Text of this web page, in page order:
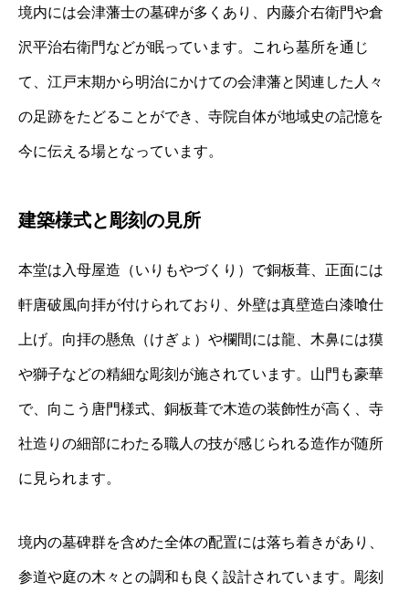
境内には会津藩士の墓碑が多くあり、内藤介右衛門や倉
沢平治右衛門などが眠っています。これら墓所を通じ
て、江戸末期から明治にかけての会津藩と関連した人々
の足跡をたどることができ、寺院自体が地域史の記憶を
今に伝える場となっています。
建築様式と彫刻の見所
本堂は入母屋造（いりもやづくり）で銅板葺、正面には
軒唐破風向拝が付けられており、外壁は真壁造白漆喰仕
上げ。向拝の懸魚（けぎょ）や欄間には龍、木鼻には獏
や獅子などの精細な彫刻が施されています。山門も豪華
で、向こう唐門様式、銅板葺で木造の装飾性が高く、寺
社造りの細部にわたる職人の技が感じられる造作が随所
に見られます。
境内の墓碑群を含めた全体の配置には落ち着きがあり、
参道や庭の木々との調和も良く設計されています。彫刻